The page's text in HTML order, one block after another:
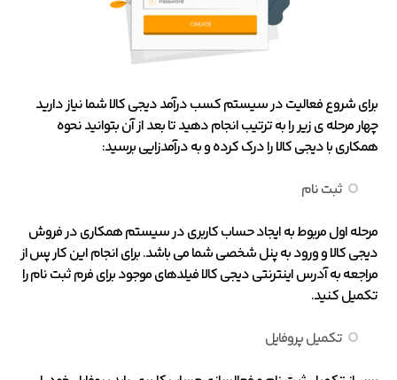
برای شروع فعالیت در سیستم کسب درآمد دیجی کالا شما نیاز دارید
چهار مرحله ی زیر را به ترتیب انجام دهید تا بعد از آن بتوانید نحوه
همکاری با دیجی کالا را درک کرده و به درآمدزایی برسید:
ثبت نام
مرحله اول مربوط به ایجاد حساب کاربری در سیستم همکاری در فروش
دیجی کالا و ورود به پنل شخصی شما می باشد. برای انجام این کار پس از
مراجعه به آدرس اینترنتی دیجی کالا فیلدهای موجود برای فرم ثبت نام را
تکمیل کنید.
تکمیل پروفایل